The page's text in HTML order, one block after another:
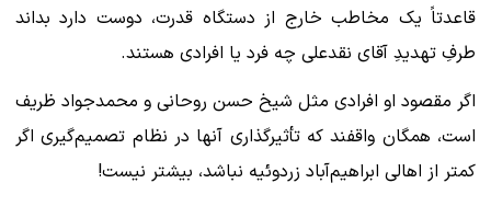
قاعدتاً یک مخاطب خارج از دستگاه قدرت، دوست دارد بداند
طرفِ تهدیدِ آقای نقدعلی چه فرد یا افرادی هستند.
اگر مقصود او افرادی مثل شیخ حسن روحانی و محمدجواد ظریف
است، همگان واقفند که تأثیرگذاری آنها در نظام تصمیم‌گیری اگر
کمتر از اهالی ابراهیم‌آباد زردوئیه نباشد، بیشتر نیست!